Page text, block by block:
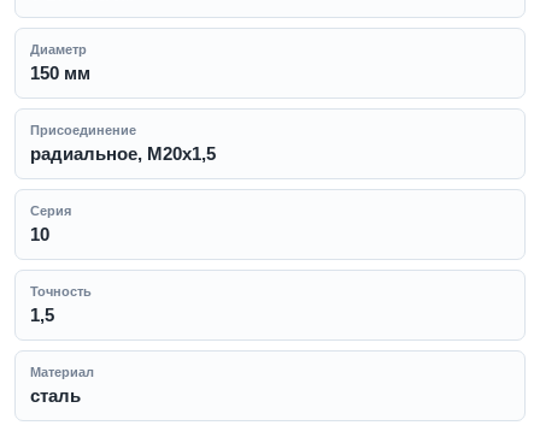
Диаметр
150 мм
Присоединение
радиальное, M20x1,5
Серия
10
Точность
1,5
Материал
сталь